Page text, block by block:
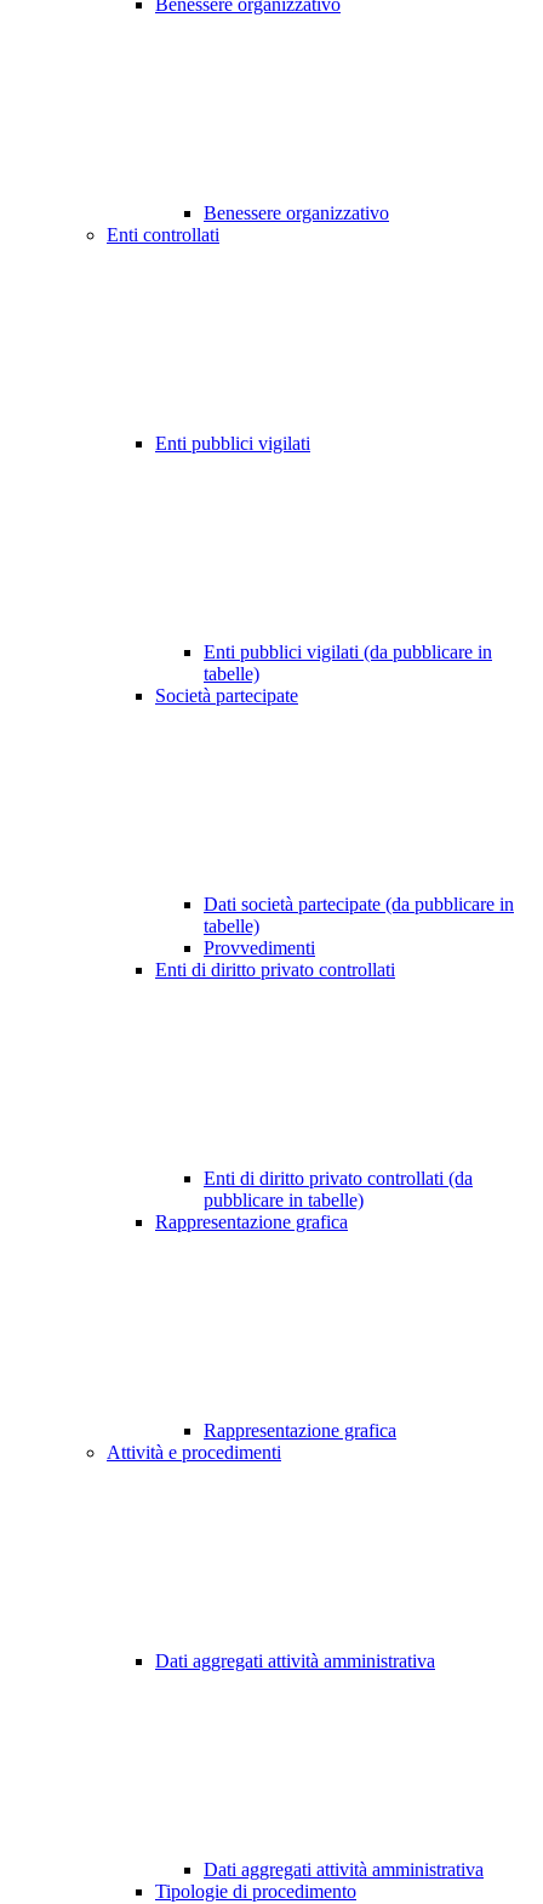
Benessere organizzativo
Benessere organizzativo
Enti controllati
Enti pubblici vigilati
Enti pubblici vigilati (da pubblicare in
tabelle)
Società partecipate
Dati società partecipate (da pubblicare in
tabelle)
Provvedimenti
Enti di diritto privato controllati
Enti di diritto privato controllati (da
pubblicare in tabelle)
Rappresentazione grafica
Rappresentazione grafica
Attività e procedimenti
Dati aggregati attività amministrativa
Dati aggregati attività amministrativa
Tipologie di procedimento